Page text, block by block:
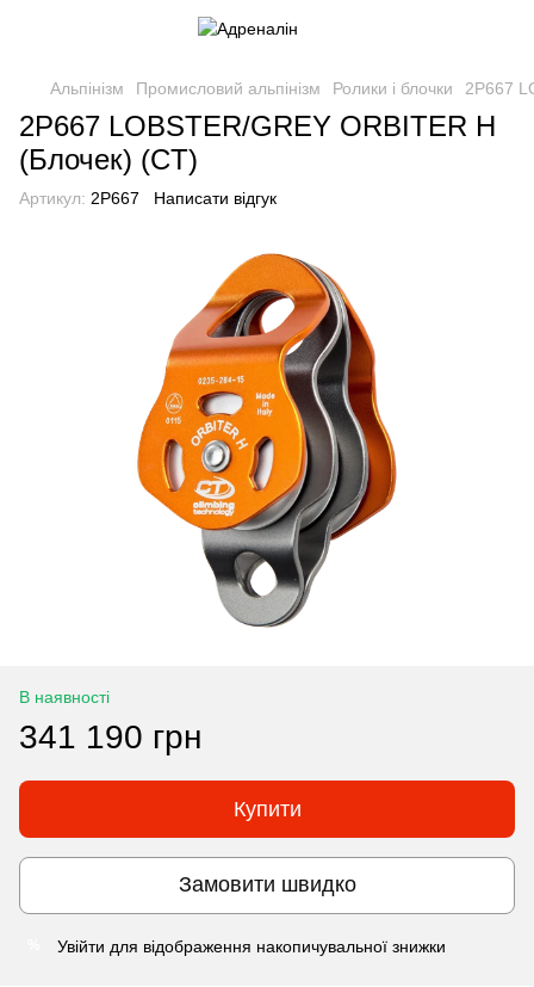
Альпінізм Промисловий альпінізм Ролики і блочки 2P667
2P667 LOBSTER/GREY ORBITER H
(Блочек) (CT)
Артикул: 2P667 Написати відгук
В наявності
341 190 грн
Купити
Замовити швидко
Увійти для відображення накопичувальної знижки